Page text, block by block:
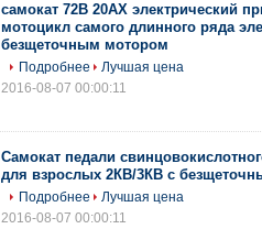
самокат 72В 20АХ электрический
мотоцикл самого длинного ряда
безщеточным мотором
Подробнее
Лучшая цена
2016-08-07 00:00:11
Самокат педали
для взрослых 2КВ/3КВ с
Подробнее
Лучшая цена
2016-08-07 00:00:11